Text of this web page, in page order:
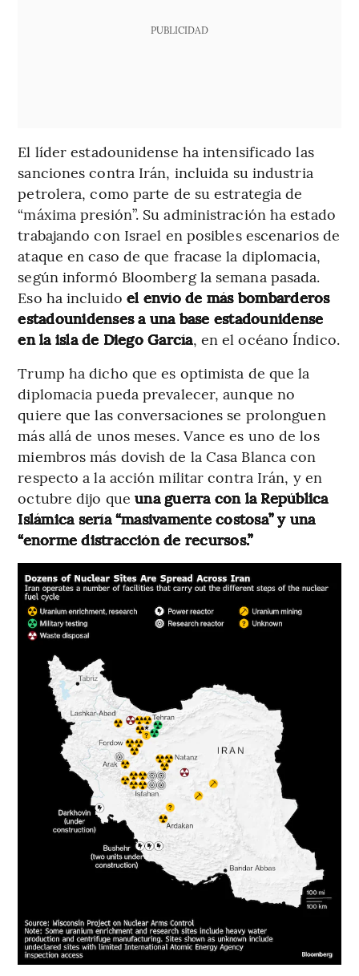
PUBLICIDAD
El líder estadounidense ha intensificado las
sanciones contra Irán, incluida su industria
petrolera, como parte de su estrategia de
“máxima presión”. Su administración ha estado
trabajando con Israel en posibles escenarios de
ataque en caso de que fracase la diplomacia,
según informó Bloomberg la semana pasada.
Eso ha incluido el envío de más bombarderos
estadounidenses a una base estadounidense
en la isla de Diego García, en el océano Índico.
Trump ha dicho que es optimista de que la
diplomacia pueda prevalecer, aunque no
quiere que las conversaciones se prolonguen
más allá de unos meses. Vance es uno de los
miembros más dovish de la Casa Blanca con
respecto a la acción militar contra Irán, y en
octubre dijo queuna guerra con la República
Islámica sería “masivamente costosa” y una
“enorme distracción de recursos.”